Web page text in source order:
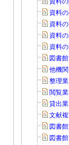
資料
資料
資料
資料
図書
他機
整理
閲覧
貸出
文献
図書
図書